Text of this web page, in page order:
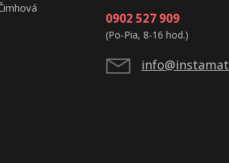
0902 527 909
(Po-Pia, 8-16 hod.)